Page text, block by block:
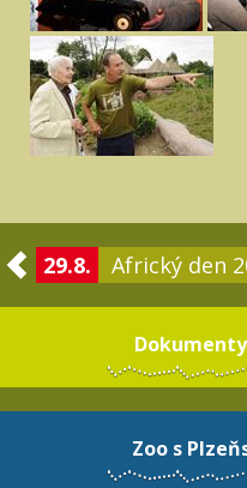
29.8. Africký den
Zoo s